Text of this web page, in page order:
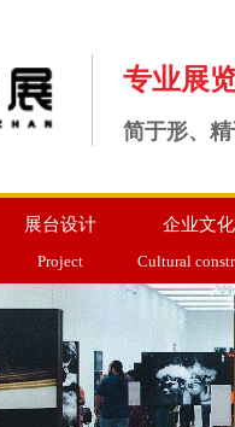
专业展
简于形、
展台设计
Project
企业文
Cultural